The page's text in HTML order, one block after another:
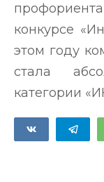
конкурсе
этом году
стала
категории
Поделиться